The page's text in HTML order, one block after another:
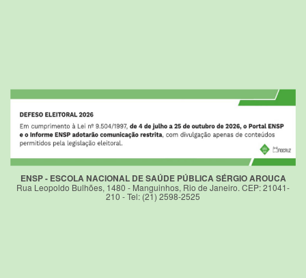
ENSP - ESCOLA NACIONAL DE SAÚDE PÚBLICA SÉRGIO AROUCA
Rua Leopoldo Bulhões, 1480 - Manguinhos, Rio de Janeiro. CEP: 21041-
210 - Tel: (21) 2598-2525